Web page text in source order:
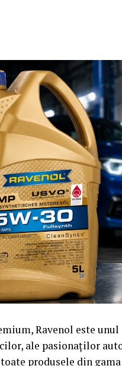
Ravenol este unul
ale pasionaților
produsele din gama